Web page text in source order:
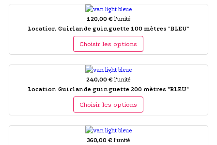
120,00 € l'unité
Location Guirlande guinguette 100 mètres "BLEU"
Choisir les options
240,00 € l'unité
Location Guirlande guinguette 200 mètres "BLEU"
Choisir les options
360,00 € l'unité